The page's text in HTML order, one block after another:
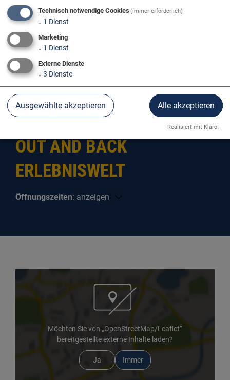
Boot/Kanu
Donau Aktiv
OUT AND BACK
ERLEBNISWELT
Öffnungszeiten: anzeigen
Möchten Sie von „OpenStreetMap/Leaflet“
bereitgestellte externe Inhalte laden?
Ja Immer
Technisch notwendige Cookies(immer erforderlich)
↓ 1 Dienst
Marketing
↓ 1 Dienst
Externe Dienste
↓ 3 Dienste
Ausgewählte akzeptieren Alle akzeptieren
Realisiert mit Klaro!